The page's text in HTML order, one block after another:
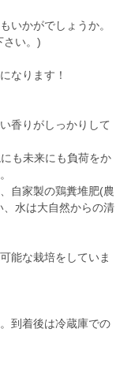
いかがでしょうか。
さい。)
なります！
香りがしっかりして
も未来にも負荷をか
自家製の鶏糞堆肥(農
水は大自然からの清
能な栽培をしていま
到着後は冷蔵庫での